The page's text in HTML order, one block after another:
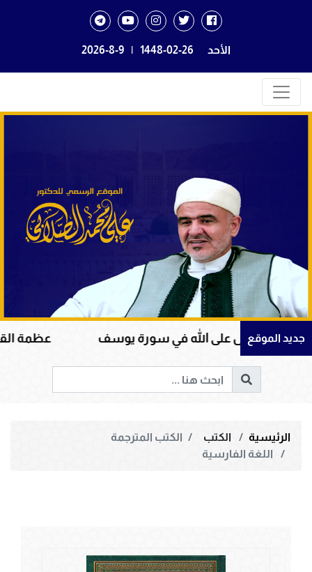
الأحد 1448-02-26
|
2026-8-9
جديد الموقع
الله في سورة يوسف عظمة القرآن الكريم في
الرئيسية الكتب
الكتب المترجمة
اللغة الفارسية